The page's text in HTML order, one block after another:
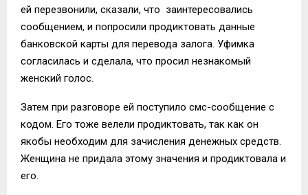
ей перезвонили, сказали, что заинтересовались
сообщением, и попросили продиктовать данные
банковской карты для перевода залога. Уфимка
согласилась и сделала, что просил незнакомый
женский голос.
Затем при разговоре ей поступило смс-сообщение с
кодом. Его тоже велели продиктовать, так как он
якобы необходим для зачисления денежных средств.
Женщина не придала этому значения и продиктовала и
его.